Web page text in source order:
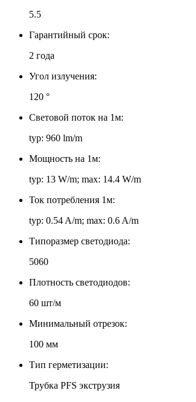
5.5
Гарантийный срок:
2 года
Угол излучения:
120 °
Световой поток на 1м:
typ: 960 lm/m
Мощность на 1м:
typ: 13 W/m; max: 14.4 W/m
Ток потребления 1м:
typ: 0.54 A/m; max: 0.6 A/m
Типоразмер светодиода:
5060
Плотность светодиодов:
60 шт/м
Минимальный отрезок:
100 мм
Тип герметизации:
Трубка PFS экструзия